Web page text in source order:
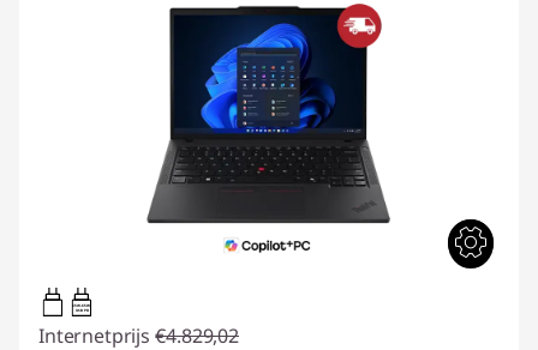
65W-65W
USB PD
Internetprijs €4.829,02